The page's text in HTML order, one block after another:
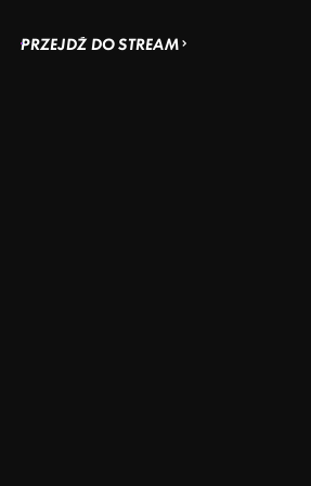
PRZEJDŹ DO STREAM